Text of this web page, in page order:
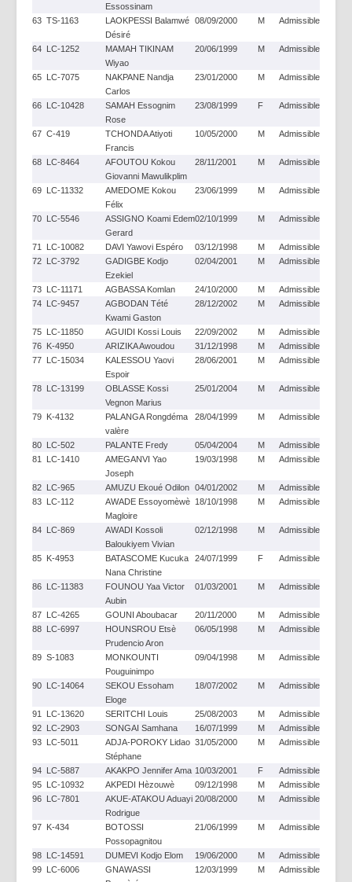
Essossinam
63 TS-1163
LAOKPESSI Balamwé
Désiré
08/09/2000 M Admissible
64 LC-1252
MAMAH TIKINAM
Wiyao
20/06/1999 M Admissible
65 LC-7075
NAKPANE Nandja
Carlos
23/01/2000 M Admissible
66 LC-10428
SAMAH Essognim
Rose
23/08/1999 F Admissible
67 C-419
TCHONDA Atiyoti
Francis
10/05/2000 M Admissible
68 LC-8464
AFOUTOU Kokou
Giovanni Mawulikplim
28/11/2001 M Admissible
69 LC-11332
AMEDOME Kokou
Félix
23/06/1999 M Admissible
70 LC-5546
ASSIGNO Koami Edem
Gerard
02/10/1999 M Admissible
71 LC-10082 DAVI Yawovi Espéro 03/12/1998 M
Admissible
72 LC-3792
GADIGBE Kodjo
Ezekiel
02/04/2001 M Admissible
73 LC-11171 AGBASSA Komlan 24/10/2000 M
Admissible
74 LC-9457
AGBODAN Tété
Kwami Gaston
28/12/2002 M Admissible
75 LC-11850 AGUIDI Kossi Louis 22/09/2002 M
Admissible
76 K-4950 ARIZIKA Awoudou 31/12/1998 M
Admissible
77 LC-15034
KALESSOU Yaovi
Espoir
28/06/2001 M Admissible
78 LC-13199
OBLASSE Kossi
Vegnon Marius
25/01/2004 M Admissible
79 K-4132
PALANGA Rongdéma
valère
28/04/1999 M Admissible
80 LC-502 PALANTE Fredy 05/04/2004 M
Admissible
81
LC-1410
AMEGANVI Yao
Joseph
19/03/1998 M Admissible
82 LC-965 AMUZU Ekoué Odilon 04/01/2002 M
Admissible
83 LC-112
AWADE Essoyomèwè
Magloire
18/10/1998 M Admissible
84 LC-869
AWADI Kossoli
Baloukiyem Vivian
02/12/1998 M Admissible
85 K-4953
BATASCOME Kucuka
Nana Christine
24/07/1999 F Admissible
86 LC-11383
FOUNOU Yaa Victor
Aubin
01/03/2001 M Admissible
87 LC-4265 GOUNI Aboubacar 20/11/2000 M
Admissible
88 LC-6997
HOUNSROU Etsè
Prudencio Aron
06/05/1998 M Admissible
89 S-1083
MONKOUNTI
Pouguinimpo
09/04/1998 M Admissible
90 LC-14064
SEKOU Essoham
Eloge
18/07/2002 M Admissible
91 LC-13620 SERITCHI Louis 25/08/2003 M
Admissible
92 LC-2903 SONGAI Samhana 16/07/1999 M
Admissible
93 LC-5011
ADJA-POROKY Lidao
Stéphane
31/05/2000 M Admissible
94 LC-5887 AKAKPO Jennifer Ama 10/03/2001 F
Admissible
95 LC-10932 AKPEDI Hèzouwè 09/12/1998 M
Admissible
96 LC-7801
AKUE-ATAKOU Aduayi
Rodrigue
20/08/2000 M Admissible
97 K-434
BOTOSSI
Possopagnitou
21/06/1999 M Admissible
98 LC-14591 DUMEVI Kodjo Elom 19/06/2000 M
Admissible
99 LC-6006
GNAWASSI
12/03/1999 M Admissible